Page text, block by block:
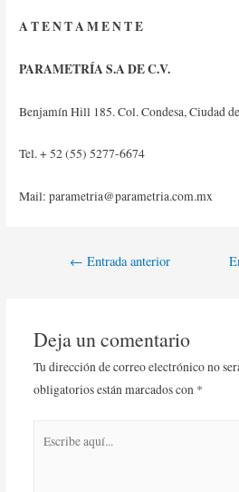
A T E N T A M E N T E
PARAMETRÍA S.A DE C.V.
Benjamín Hill 185. Col. Condesa, Ciudad
Tel. + 52 (55) 5277-6674
Mail:parametria@parametria.com.mx
← Entrada anterior
Deja un comentario
Tu dirección de correo electrónico no
obligatorios están marcados con *